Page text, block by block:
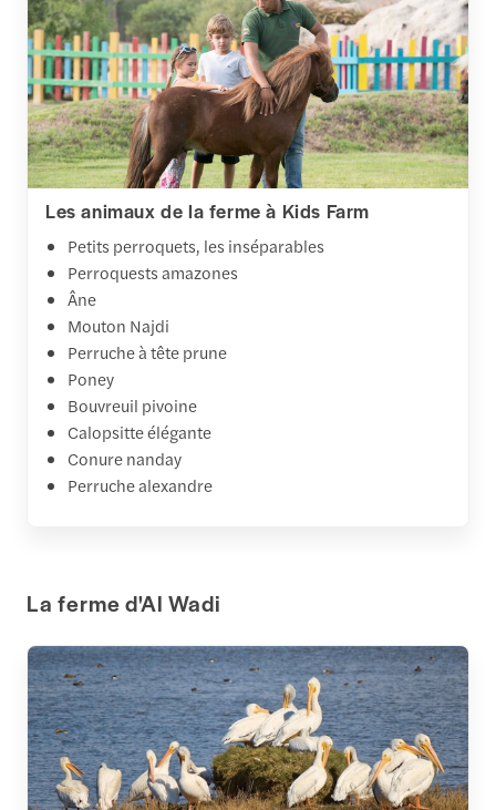
Les animaux de la ferme à Kids Farm
Petits perroquets, les inséparables
Perroquests amazones
Âne
Mouton Najdi
Perruche à tête prune
Poney
Bouvreuil pivoine
Calopsitte élégante
Conure nanday
Perruche alexandre
La ferme d'Al Wadi